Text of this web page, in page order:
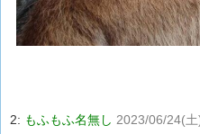
2: もふもふ名無し 2023/06/24(